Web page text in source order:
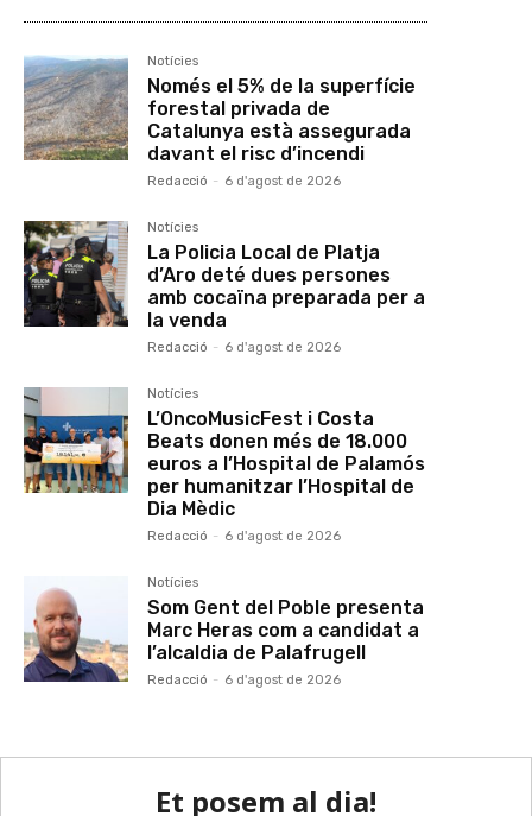
Notícies
Només el 5% de la superfície
forestal privada de
Catalunya està assegurada
davant el risc d’incendi
Redacció - 6 d'agost de 2026
Notícies
La Policia Local de Platja
d’Aro deté dues persones
amb cocaïna preparada per a
la venda
Redacció - 6 d'agost de 2026
Notícies
L’OncoMusicFest i Costa
Beats donen més de 18.000
euros a l’Hospital de Palamós
per humanitzar l’Hospital de
Dia Mèdic
Redacció - 6 d'agost de 2026
Notícies
Som Gent del Poble presenta
Marc Heras com a candidat a
l’alcaldia de Palafrugell
Redacció - 6 d'agost de 2026